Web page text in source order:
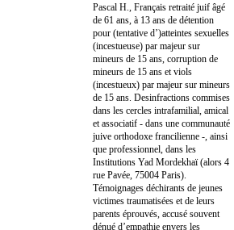
Pascal H., Français retraité juif âgé
de 61 ans, à 13 ans de détention
pour (tentative d’)atteintes sexuelles
(incestueuse) par majeur sur
mineurs de 15 ans, corruption de
mineurs de 15 ans et viols
(incestueux) par majeur sur mineurs
de 15 ans. Desinfractions commises
dans les cercles intrafamilial, amical
et associatif - dans une communauté
juive orthodoxe francilienne -, ainsi
que professionnel, dans les
Institutions Yad Mordekhaï (alors 4
rue Pavée, 75004 Paris).
Témoignages déchirants de jeunes
victimes traumatisées et de leurs
parents éprouvés, accusé souvent
dénué d’empathie envers les